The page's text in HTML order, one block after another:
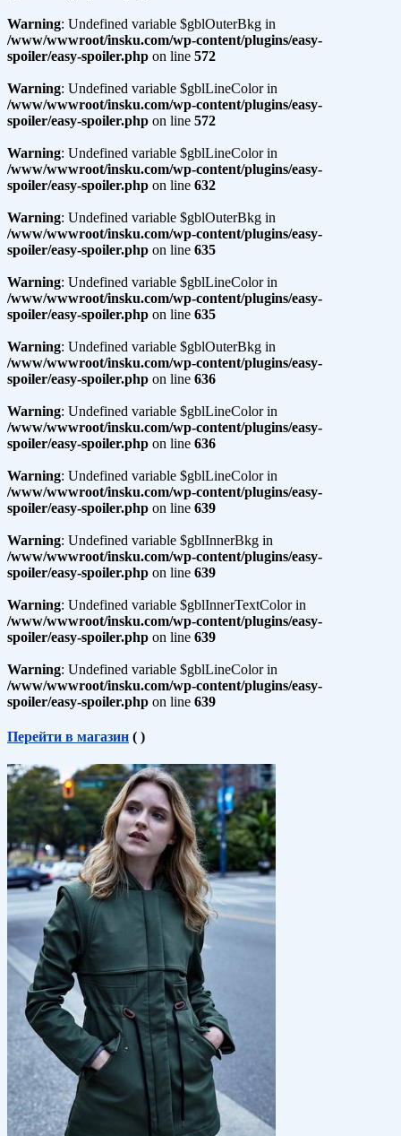
Warning: Undefined variable $gblOuterBkg in
/www/wwwroot/insku.com/wp-content/plugins/easy-
spoiler/easy-spoiler.php on line 572
Warning: Undefined variable $gblLineColor in
/www/wwwroot/insku.com/wp-content/plugins/easy-
spoiler/easy-spoiler.php on line 572
Warning: Undefined variable $gblLineColor in
/www/wwwroot/insku.com/wp-content/plugins/easy-
spoiler/easy-spoiler.php on line 632
Warning: Undefined variable $gblOuterBkg in
/www/wwwroot/insku.com/wp-content/plugins/easy-
spoiler/easy-spoiler.php on line 635
Warning: Undefined variable $gblLineColor in
/www/wwwroot/insku.com/wp-content/plugins/easy-
spoiler/easy-spoiler.php on line 635
Warning: Undefined variable $gblOuterBkg in
/www/wwwroot/insku.com/wp-content/plugins/easy-
spoiler/easy-spoiler.php on line 636
Warning: Undefined variable $gblLineColor in
/www/wwwroot/insku.com/wp-content/plugins/easy-
spoiler/easy-spoiler.php on line 636
Warning: Undefined variable $gblLineColor in
/www/wwwroot/insku.com/wp-content/plugins/easy-
spoiler/easy-spoiler.php on line 639
Warning: Undefined variable $gblInnerBkg in
/www/wwwroot/insku.com/wp-content/plugins/easy-
spoiler/easy-spoiler.php on line 639
Warning: Undefined variable $gblInnerTextColor in
/www/wwwroot/insku.com/wp-content/plugins/easy-
spoiler/easy-spoiler.php on line 639
Warning: Undefined variable $gblLineColor in
/www/wwwroot/insku.com/wp-content/plugins/easy-
spoiler/easy-spoiler.php on line 639
Перейти в магазин ( )